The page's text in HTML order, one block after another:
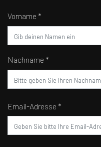
Vorname *
Nachname *
Email-Adresse *